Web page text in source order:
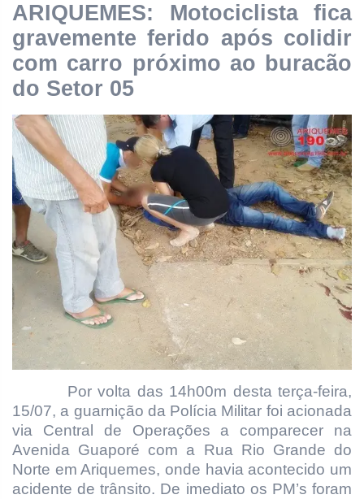
ARIQUEMES: Motociclista fica
gravemente ferido após colidir
com carro próximo ao buracão
do Setor 05
Por volta das 14h00m desta terça-feira,
15/07, a guarnição da Polícia Militar foi acionada
via Central de Operações a comparecer na
Avenida Guaporé com a Rua Rio Grande do
Norte em Ariquemes, onde havia acontecido um
acidente de trânsito. De imediato os PM’s foram